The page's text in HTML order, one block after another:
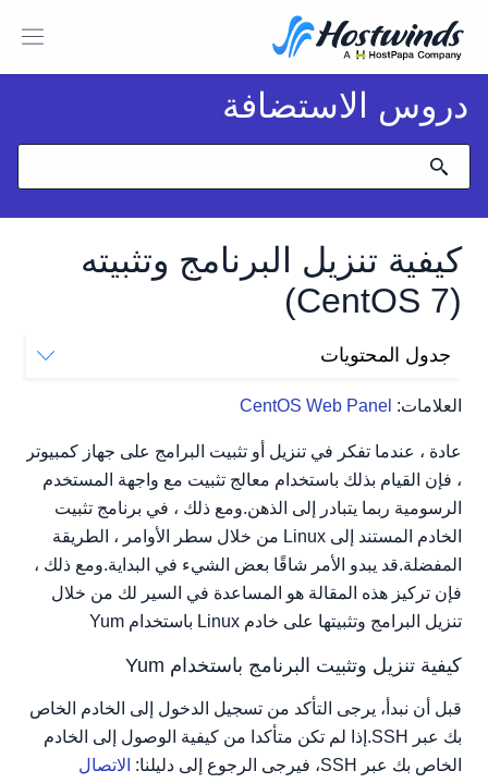
دروس الاستضافة
كيفية تنزيل البرنامج وتثبيته
(CentOS 7)
العلامات: CentOS Web Panel
جدول المحتويات
عادة ، عندما تفكر في تنزيل أو تثبيت البرامج على جهاز كمبيوتر
، فإن القيام بذلك باستخدام معالج تثبيت مع واجهة المستخدم
الرسومية ربما يتبادر إلى الذهن.ومع ذلك ، في برنامج تثبيت
الخادم المستند إلى Linux من خلال سطر الأوامر ، الطريقة
المفضلة.قد يبدو الأمر شاقًا بعض الشيء في البداية.ومع ذلك ،
فإن تركيز هذه المقالة هو المساعدة في السير لك من خلال
تنزيل البرامج وتثبيتها على خادم Linux باستخدام Yum
كيفية تنزيل وتثبيت البرنامج باستخدام Yum
قبل أن نبدأ، يرجى التأكد من تسجيل الدخول إلى الخادم الخاص
بك عبر SSH.إذا لم تكن متأكدا من كيفية الوصول إلى الخادم
الخاص بك عبر SSH، فيرجى الرجوع إلى دليلنا:
الاتصال